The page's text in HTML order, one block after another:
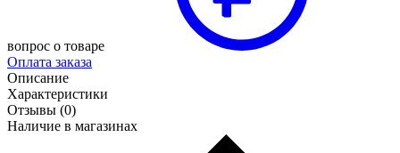
вопрос о товаре
Оплата заказа
Описание
Характеристики
Отзывы (0)
Наличие в магазинах